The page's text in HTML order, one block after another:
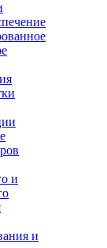
и
и